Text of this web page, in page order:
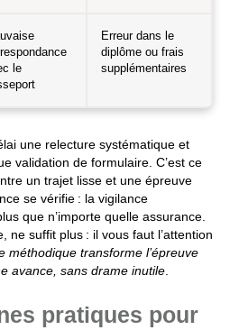
le
Erreur dans le
diplôme ou frais
supplémentaires
une relecture systématique et
validation de formulaire. C’est ce
un trajet lisse et une épreuve
se vérifie : la vigilance
que n’importe quelle assurance.
ne suffit plus : il vous faut l’attention
méthodique transforme l’épreuve
avance, sans drame inutile.
pratiques pour